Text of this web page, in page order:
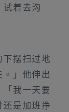
着去沟
摆扫过地
」他伸出
我一天要
是加班挣